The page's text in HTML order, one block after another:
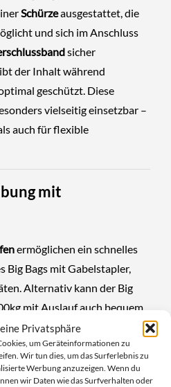
Privatsphäre
um Geräteinformationen zu
Wir tun dies, um das Surferlebnis zu
Werbung anzuzeigen. Wenn du
wir Daten wie das Surfverhalten oder
Schürzeausgestattet, die
und sich im Anschluss
sicher
der Inhalt während
geschützt. Diese
vielseitig einsetzbar –
auch für flexible
mit
ermöglichen ein schnelles
Big Bags mit Gabelstapler,
Alternativ kann der Big
mit Auslauf auch bequem
transportiert werden. Die
stabilen Stand auch bei
effiziente Befüllung und